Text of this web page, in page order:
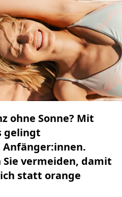
ohne Sonne? Mit
gelingt
Anfänger:innen.
Sie vermeiden, damit
statt orange